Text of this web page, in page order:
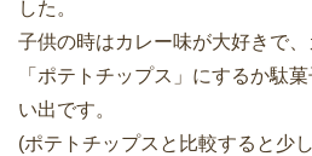
した。
子供の時はカレー味が大好きで
「ポテトチップス」にするか駄
い出です。
(ポテトチップスと比較すると少